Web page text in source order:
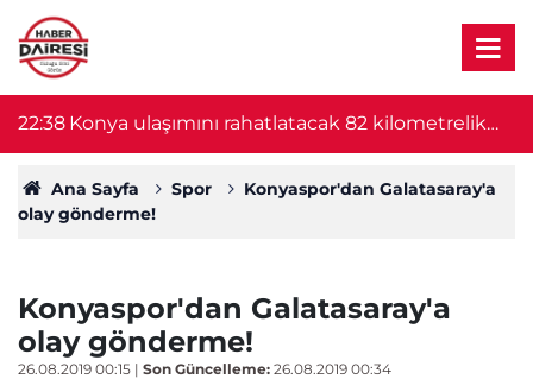
22:38 Konya ulaşımını rahatlatacak 82 kilometrelik
proje başlıyor! Bakan Uraloğlu duyurdu
Ana Sayfa Spor
Konyaspor'dan Galatasaray'a
olay gönderme!
Konyaspor'dan Galatasaray'a
olay gönderme!
26.08.2019 00:15 | Son Güncelleme: 26.08.2019 00:34